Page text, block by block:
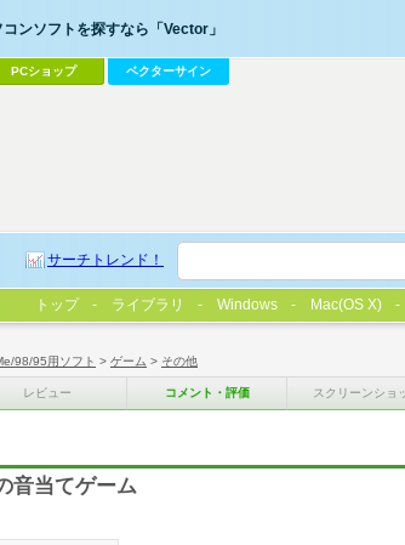
98/95用ソフト > ゲーム > その他
レビュー コメント・評価 スクリーンショ
音当てゲーム
コンソフトを探すなら「Vector」
PCショップ ベクターサイン
サーチトレンド！
トップ ライブラリ Windows Mac(OS X)